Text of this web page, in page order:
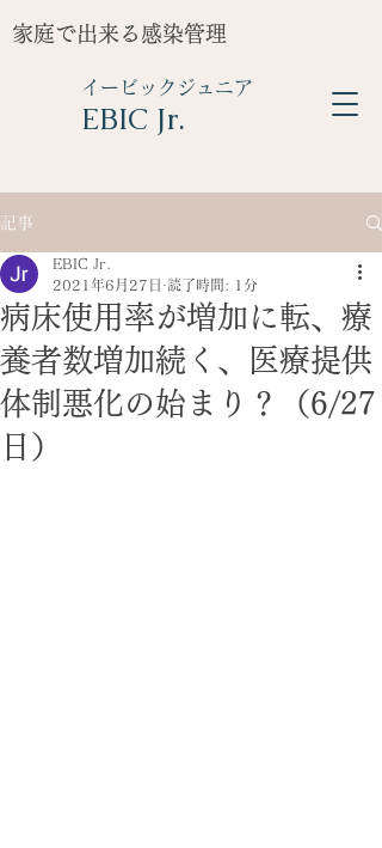
家庭で出来る感染管理
イービックジュニア
​EBIC Jr.
記事
病床使用率が増加に転、療
養者数増加続く、医療提供
体制悪化の始まり？（6/27
日）
EBIC Jr.
2021年6月27日
読了時間: 1分